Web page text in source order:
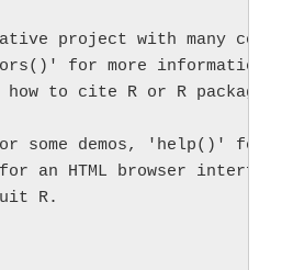
project with many
for more information
to cite R or R
some demos, 'help()' for
an HTML browser
R.